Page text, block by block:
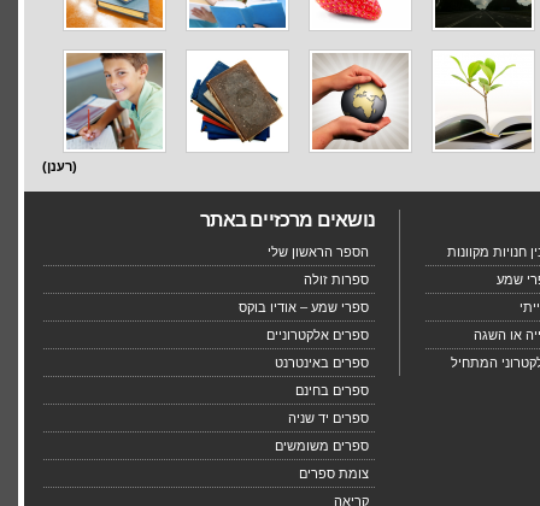
(רענן)
חנויות מקוונות
שמע
או השגה
המתחיל
נושאים מרכזיים באתר
הספר הראשון שלי
ספרות זולה
ספרי שמע – אודיו בוקס
ספרים אלקטרוניים
ספרים באינטרנט
ספרים בחינם
ספרים יד שניה
ספרים משומשים
צומת ספרים
קריאה